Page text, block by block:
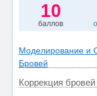
10
баллов
Моделирование и
Бровей
Коррекция бровей